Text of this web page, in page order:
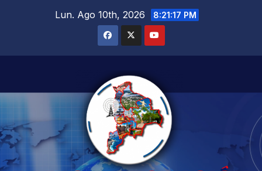
Lun. Ago 10th, 2026 8:21:18 PM